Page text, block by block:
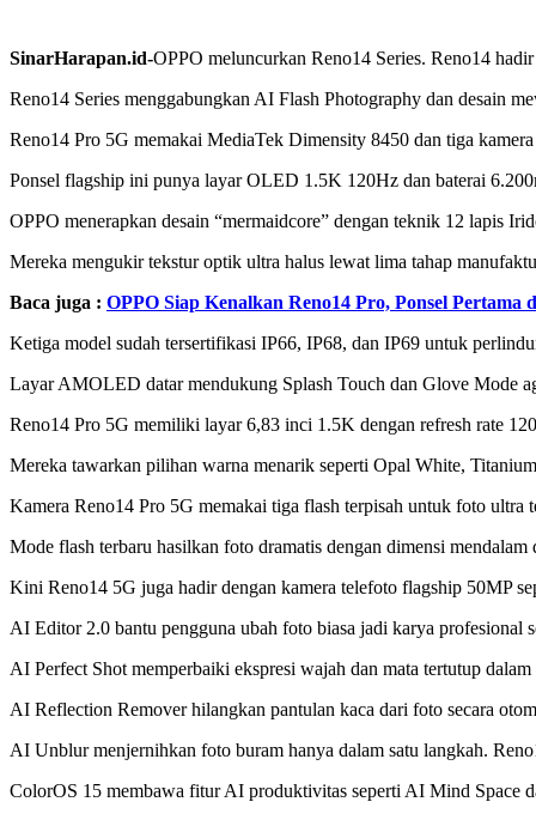
SinarHarapan.id-OPPO meluncurkan Reno14 Series. Reno14
Reno14 Series menggabungkan AI Flash Photography dan desain
Reno14 Pro 5G memakai MediaTek Dimensity 8450 dan tiga
Ponsel flagship ini punya layar OLED 1.5K 120Hz dan baterai
OPPO menerapkan desain “mermaidcore” dengan teknik 12 lapis
Mereka mengukir tekstur optik ultra halus lewat lima tahap
Baca juga : OPPO Siap Kenalkan Reno14 Pro, Ponsel Pertama
Ketiga model sudah tersertifikasi IP66, IP68, dan IP69 untuk
Layar AMOLED datar mendukung Splash Touch dan Glove Mode
Reno14 Pro 5G memiliki layar 6,83 inci 1.5K dengan refresh rate
Mereka tawarkan pilihan warna menarik seperti Opal White,
Kamera Reno14 Pro 5G memakai tiga flash terpisah untuk foto
Mode flash terbaru hasilkan foto dramatis dengan dimensi
Kini Reno14 5G juga hadir dengan kamera telefoto flagship 50MP
AI Editor 2.0 bantu pengguna ubah foto biasa jadi karya profesional
AI Perfect Shot memperbaiki ekspresi wajah dan mata tertutup
AI Reflection Remover hilangkan pantulan kaca dari foto secara
AI Unblur menjernihkan foto buram hanya dalam satu langkah.
ColorOS 15 membawa fitur AI produktivitas seperti AI Mind Space